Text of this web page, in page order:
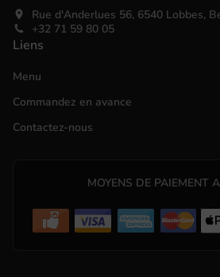
Rue d'Anderlues 56, 6540 Lobbes,
+32 71 59 80 05
Liens
Menu
Commandez en avance
Contactez-nous
MOYENS DE PAIEMENT